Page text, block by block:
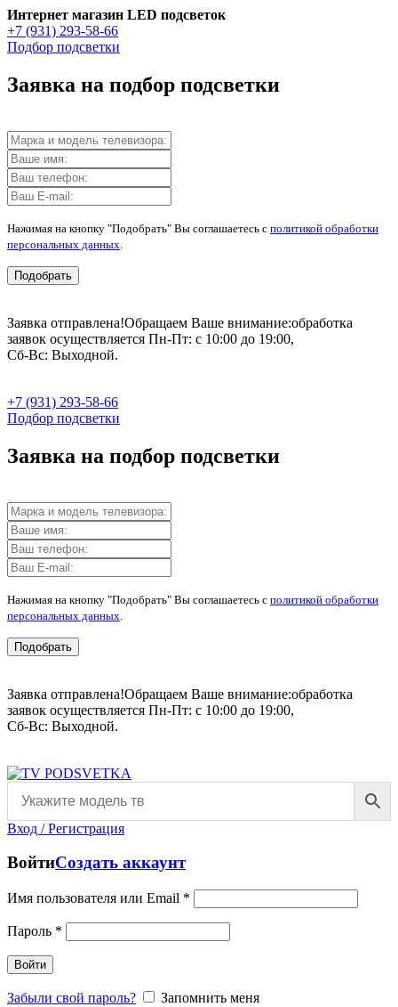
Интернет магазин LED подсветок
+7 (931) 293-58-66
Подбор подсветки
Заявка на подбор подсветки
Нажимая на кнопку "Подобрать" Вы соглашаетесь с политикой обработки
персональных данных
Подобрать
Заявка отправлена!Обращаем Ваше внимание:обработка
заявок осуществляется Пн-Пт: с 10:00 до 19:00,
Сб-Вс: Выходной.
+7 (931) 293-58-66
Подбор подсветки
Заявка на подбор подсветки
Нажимая на кнопку "Подобрать" Вы соглашаетесь с политикой обработки
персональных данных
Подобрать
Заявка отправлена!Обращаем Ваше внимание:обработка
заявок осуществляется Пн-Пт: с 10:00 до 19:00,
Сб-Вс: Выходной.
Вход / Регистрация
ВойтиСоздать аккаунт
Имя пользователя или Email *
Пароль *
Войти
Забыли свой пароль?
Запомнить меня